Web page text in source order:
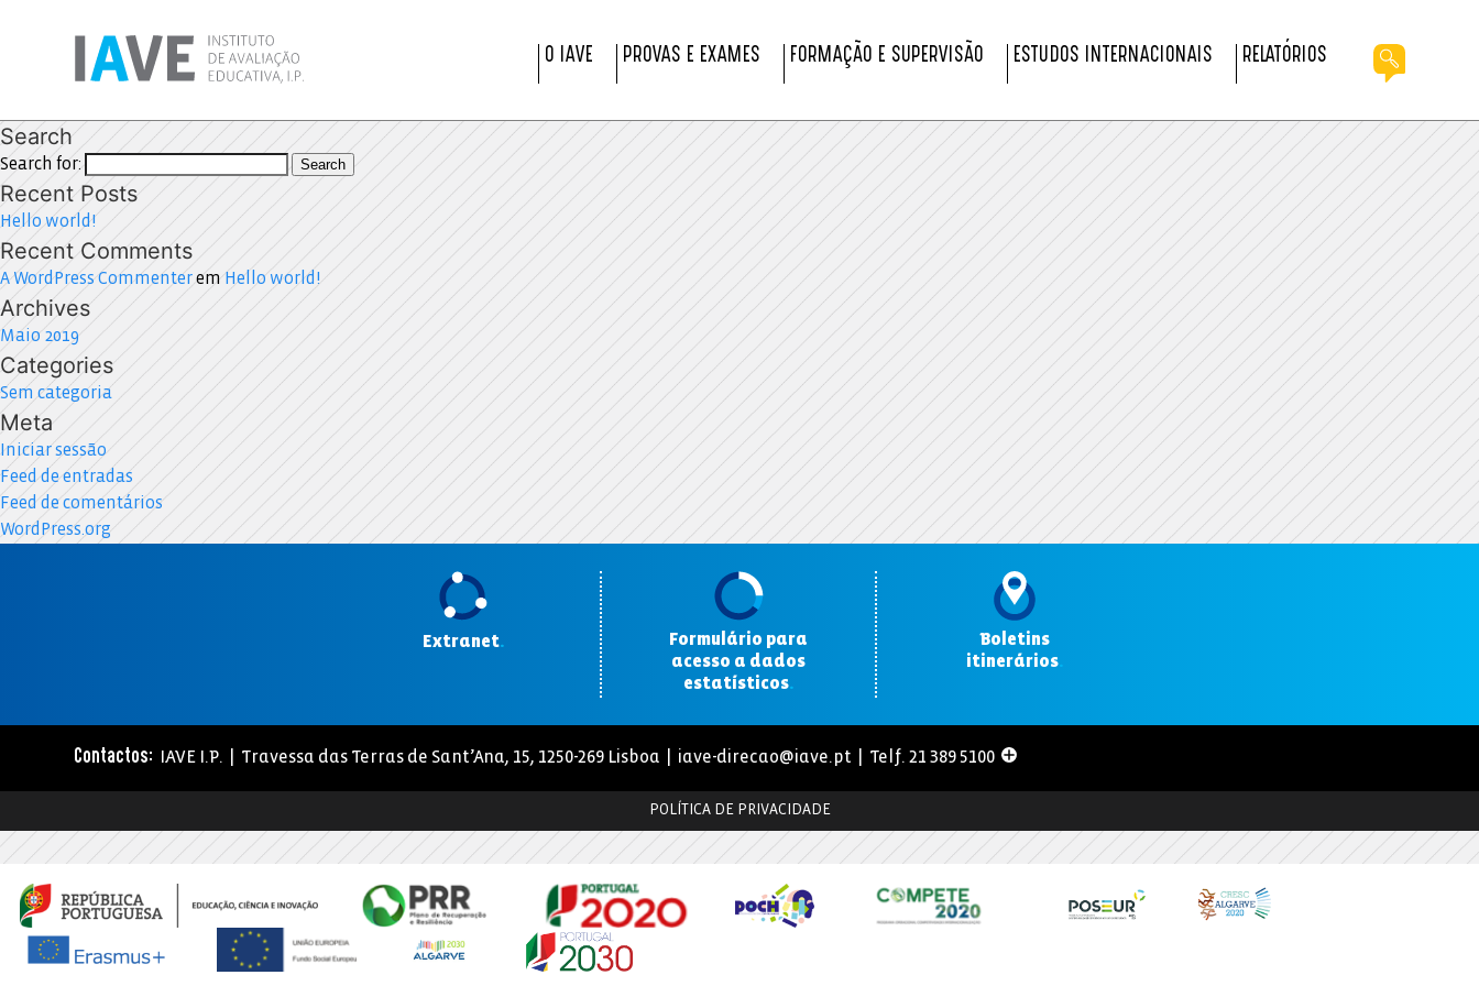
O IAVE PROVAS E EXAMES FORMAÇÃO E SUPERVISÃO ESTUDOS INTERNACIONAIS RELATÓRIOS
Search
Search for: Search
Recent Posts
Hello world!
Recent Comments
A WordPress Commenterem Hello world!
Archives
Maio 2019
Categories
Sem categoria
Meta
Iniciar sessão
Feed de entradas
Feed de comentários
WordPress.org
Extranet.
Formulário para
acesso a dados
estatísticos.
Boletins
itinerários.
Contactos: IAVE I.P. | Travessa das Terras de Sant’Ana, 15, 1250-269 Lisboa | iave-direcao@iave.pt | Telf. 21 389 5100
POLÍTICA DE PRIVACIDADE